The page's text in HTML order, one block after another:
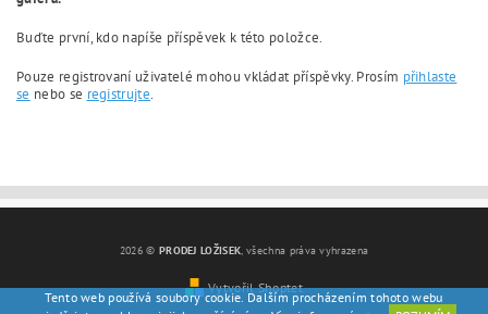
Buďte první, kdo napíše příspěvek k této položce.
Pouze registrovaní uživatelé mohou vkládat příspěvky. Prosím přihlaste
se nebo se registrujte.
2026 © PRODEJ LOŽISEK, všechna práva vyhrazena
Vytvořil Shoptet
Tento web používá soubory cookie. Dalším procházením tohoto webu